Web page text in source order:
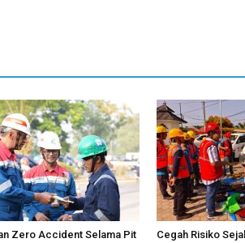
Zero Accident Selama Pit
Cegah Risiko